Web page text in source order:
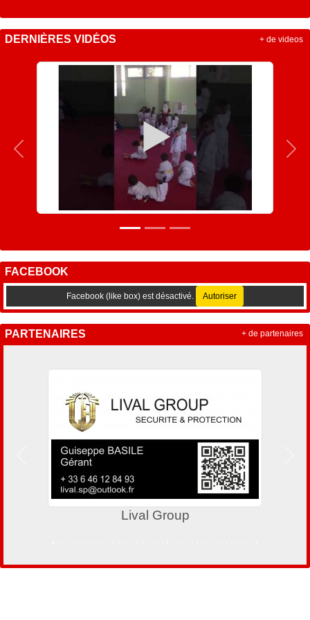
DERNIÈRES VIDÉOS
Précedent
+ de videos
FACEBOOK
Facebook (like box) est désactivé. Autoriser
PARTENAIRES
Précedent
+ de partenaires